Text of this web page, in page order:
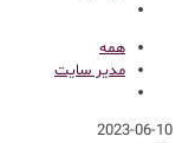
همه
مدیر سایت
2023-06-10